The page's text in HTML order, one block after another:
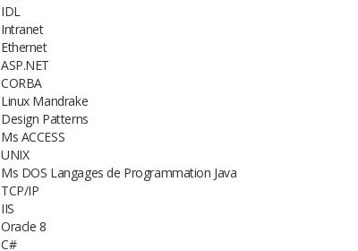
IDL
Intranet
Ethernet
ASP.NET
CORBA
Linux Mandrake
Design Patterns
Ms ACCESS
UNIX
Ms DOS Langages de Programmation Java
TCP/IP
IIS
Oracle 8
C#